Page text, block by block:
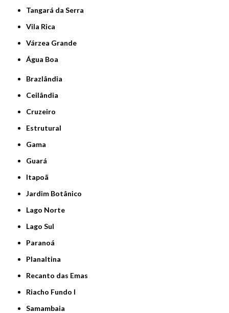
Tangará da Serra
Vila Rica
Várzea Grande
Água Boa
Brazlândia
Ceilândia
Cruzeiro
Estrutural
Gama
Guará
Itapoã
Jardim Botânico
Lago Norte
Lago Sul
Paranoá
Planaltina
Recanto das Emas
Riacho Fundo I
Samambaia